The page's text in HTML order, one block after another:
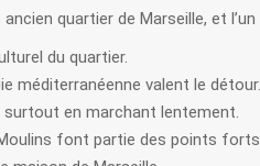
quartier de Marseille, et
du quartier.
méditerranéenne valent le détour.
en marchant lentement.
font partie des points forts.